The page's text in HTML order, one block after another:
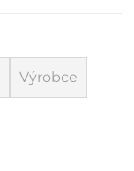
Výrobce